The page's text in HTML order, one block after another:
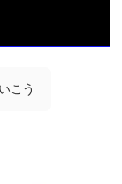
こう